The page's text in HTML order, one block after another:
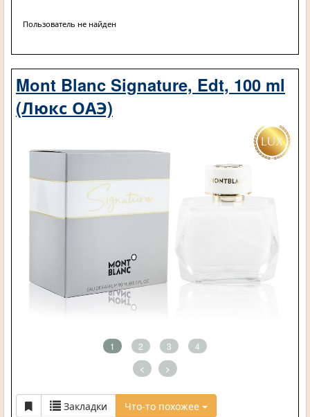
Пользователь не найден
Mont Blanc Signature, Edt, 100 ml
(Люкс ОАЭ)
1 2 3 4
< >
Закладки Что-то похожее